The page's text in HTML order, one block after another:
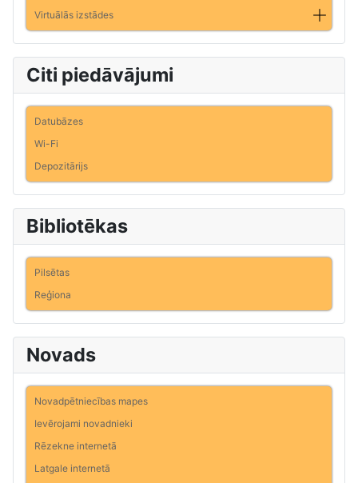
Virtuālās izstādes
Citi piedāvājumi
Datubāzes
Wi-Fi
Depozitārijs
Bibliotēkas
Pilsētas
Reģiona
Novads
Novadpētniecības mapes
Ievērojami novadnieki
Rēzekne internetā
Latgale internetā